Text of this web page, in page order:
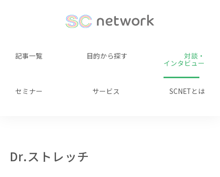
記事一覧 目的から探す 対談・
インタビュー
セミナー サービス SCNETとは
Dr.ストレッチ